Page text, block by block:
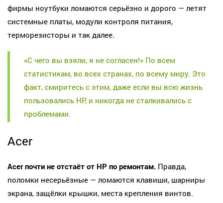
фирмы ноутбуки ломаются серьёзно и дорого — летят
системные платы, модули контроля питания,
терморезисторы и так далее.
«С чего вы взяли, я не согласен!» По всем
статистикам, во всех странах, по всему миру. Это
факт, смиритесь с этим, даже если вы всю жизнь
пользовались HP, и никогда не сталкивались с
проблемами.
Acer
Acer почти не отстаёт от HP по ремонтам. Правда,
поломки несерьёзные — ломаются клавиши, шарниры
экрана, защёлки крышки, места крепления винтов.